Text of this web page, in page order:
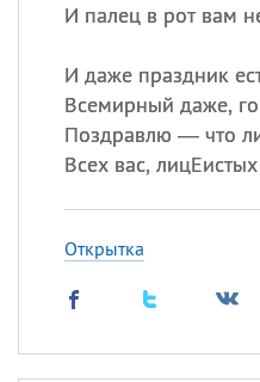
И палец в рот вам
И даже праздник
Всемирный даже,
Поздравлю — что
Всех вас,
Открытка